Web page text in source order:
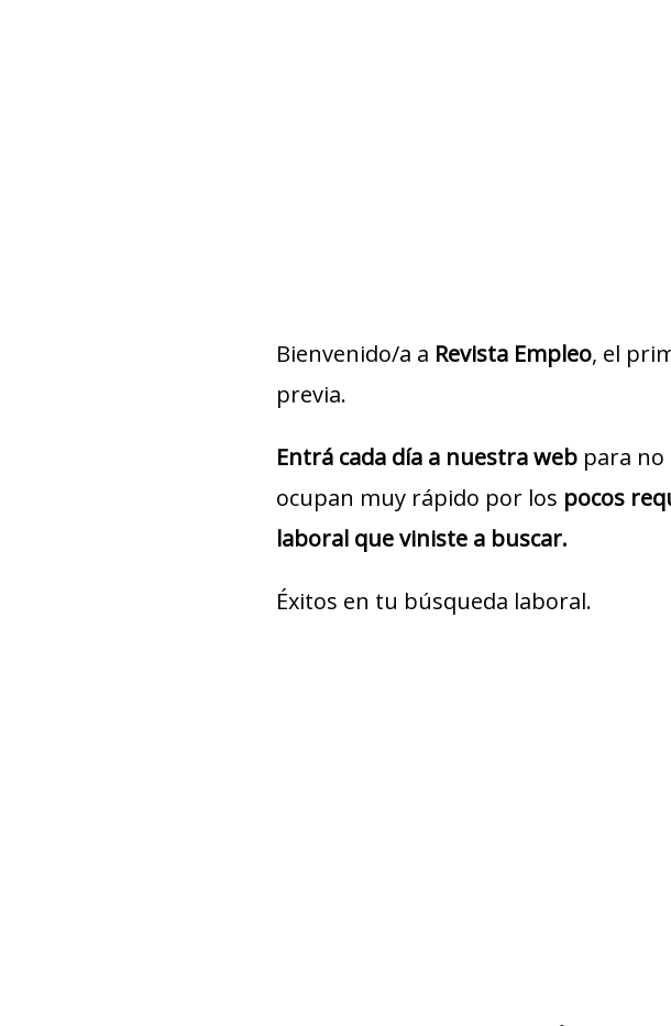
Bienvenido/a a Revista Empleo, el
previa.
Entrá cada día a nuestra web para
ocupan muy rápido por los pocos
laboral que viniste a buscar.
Éxitos en tu búsqueda laboral.